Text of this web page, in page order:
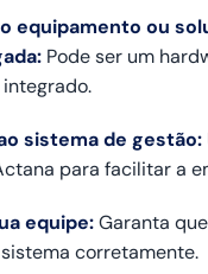
equipamento ou
Pode ser um
sistema de gestão:
para facilitar a
equipe:Garanta
corretamente.